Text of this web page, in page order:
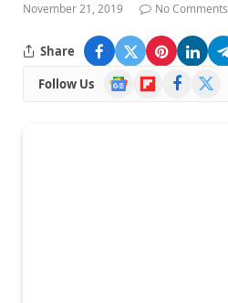
November 21, 2019 No Comments
Share
Follow Us
Google
News
FlipboardFacebook